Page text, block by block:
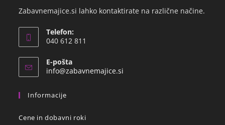
Zabavnemajice.si lahko kontaktirate na različne načine.
Telefon:
040 612 811
E-pošta
info@zabavnemajice.si
Informacije
Cene in dobavni roki